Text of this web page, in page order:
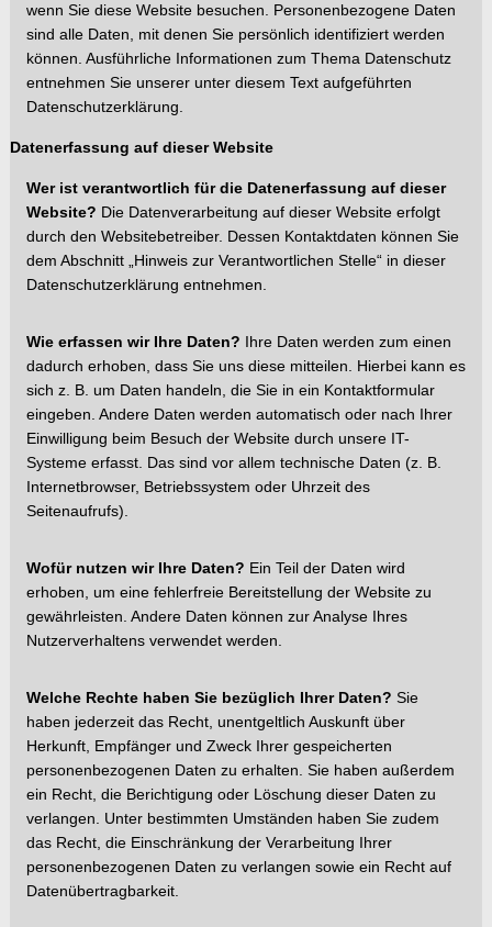
wenn Sie diese Website besuchen. Personenbezogene Daten
sind alle Daten, mit denen Sie persönlich identifiziert werden
können. Ausführliche Informationen zum Thema Datenschutz
entnehmen Sie unserer unter diesem Text aufgeführten
Datenschutzerklärung.
Datenerfassung auf dieser Website
Wer ist verantwortlich für die Datenerfassung auf dieser
Website? Die Datenverarbeitung auf dieser Website erfolgt
durch den Websitebetreiber. Dessen Kontaktdaten können Sie
dem Abschnitt „Hinweis zurVerantwortlichen Stelle“ in dieser
Datenschutzerklärung entnehmen.
Wie erfassen wir Ihre Daten? Ihre Daten werden zum einen
dadurch erhoben, dass Sie uns diese mitteilen. Hierbei kann es
sich z. B. um Daten handeln, die Sie in ein Kontaktformular
eingeben. Andere Daten werden automatisch oder nach Ihrer
Einwilligung beim Besuch der Website durch unsere IT-
Systeme erfasst. Das sind vor allem technische Daten (z. B.
Internetbrowser, Betriebssystem oder Uhrzeit des
Seitenaufrufs).
Wofür nutzen wir Ihre Daten? Ein Teil der Daten wird
erhoben, um eine fehlerfreie Bereitstellung der Website zu
gewährleisten. Andere Daten können zur Analyse Ihres
Nutzerverhaltens verwendet werden.
Welche Rechte haben Sie bezüglich Ihrer Daten? Sie
haben jederzeit das Recht, unentgeltlich Auskunft über
Herkunft, Empfänger und Zweck Ihrer gespeicherten
personenbezogenen Daten zu erhalten. Sie haben außerdem
ein Recht, die Berichtigung oder L öschung dieser Daten zu
verlangen. Unter bestimmten Umständen haben Sie zudem
das Recht, die Einschränkung der Verarbeitung Ihrer
personenbezogenen Daten zu verlangen sowie ein Recht auf
Datenübertragbarkeit.